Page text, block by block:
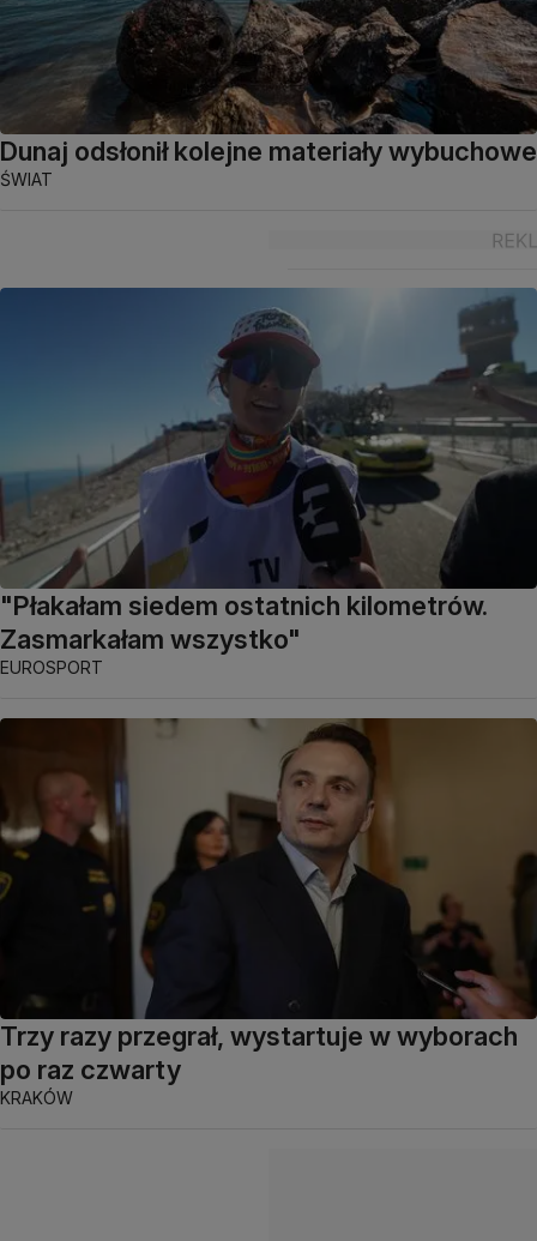
Dunaj odsłonił kolejne materiały wybuchowe
ŚWIAT
"Płakałam siedem ostatnich kilometrów.
Zasmarkałam wszystko"
EUROSPORT
Trzy razy przegrał, wystartuje w wyborach
po raz czwarty
KRAKÓW